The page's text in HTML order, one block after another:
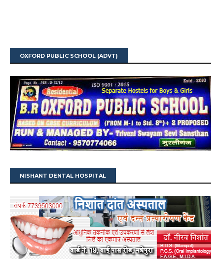
OXFORD PUBLIC SCHOOL (ADVT)
NISHANT DENTAL HOSPITAL